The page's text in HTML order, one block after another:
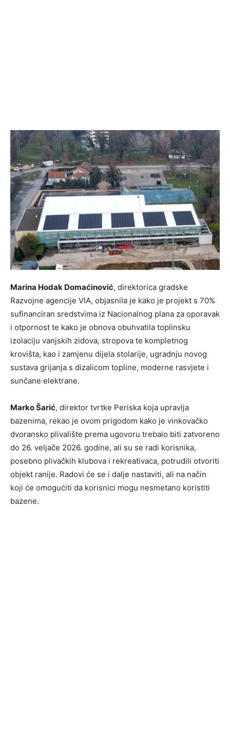
Marina Hodak Domaćinović, direktorica gradske
Razvojne agencije VIA, objasnila je kako je projekt s 70%
sufinanciran sredstvima iz Nacionalnog plana za oporavak
i otpornost te kako je obnova obuhvatila toplinsku
izolaciju vanjskih zidova, stropova te kompletnog
krovišta, kao i zamjenu dijela stolarije, ugradnju novog
sustava grijanja s dizalicom topline, moderne rasvjete i
sunčane elektrane.
Marko Šarić, direktor tvrtke Periska koja upravlja
bazenima, rekao je ovom prigodom kako je vinkovačko
dvoransko plivalište prema ugovoru trebalo biti zatvoreno
do 26. veljače 2026. godine, ali su se radi korisnika,
posebno plivačkih klubova i rekreativaca, potrudili otvoriti
objekt ranije. Radovi će se i dalje nastaviti, ali na način
koji će omogućiti da korisnici mogu nesmetano koristiti
bazene.